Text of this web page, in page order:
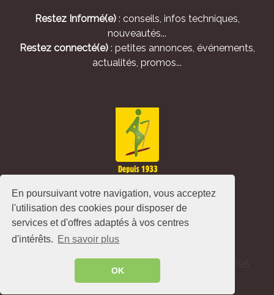
En poursuivant votre navigation, vous acceptez
l'utilisation des cookies pour disposer de
services et d'offres adaptés à vos centres
d'intérêts. En savoir plus
OK
Restez Informé(e): conseils, infos techniques,
nouveautés...
Restez connecté(e): petites annonces, événements,
actualités, promos...
Alliance Pastorale - Avenue de l'Europe - CS 80095
-86502 Montmorillon Cedex - France ©